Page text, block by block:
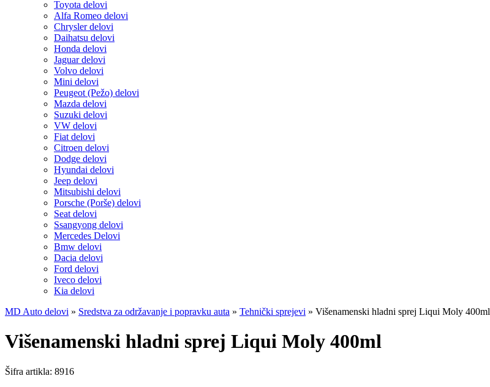
Toyota delovi
Alfa Romeo delovi
Chrysler delovi
Daihatsu delovi
Honda delovi
Jaguar delovi
Volvo delovi
Mini delovi
Peugeot (Pežo) delovi
Mazda delovi
Suzuki delovi
VW delovi
Fiat delovi
Citroen delovi
Dodge delovi
Hyundai delovi
Jeep delovi
Mitsubishi delovi
Porsche (Porše) delovi
Seat delovi
Ssangyong delovi
Mercedes Delovi
Bmw delovi
Dacia delovi
Ford delovi
Iveco delovi
Kia delovi
MD Auto delovi » Sredstva za održavanje i popravku auta » Tehnički sprejevi » Višenamenski hladni sprej Liqui Moly 400ml
Višenamenski hladni sprej Liqui Moly 400ml
Šifra artikla: 8916